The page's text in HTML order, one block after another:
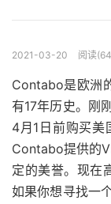
2021-03-20 阅读
Contabo是欧洲
有17年历史。刚
4月1日前购买美
Contabo提供的
定的美誉。现在
如果你想寻找一